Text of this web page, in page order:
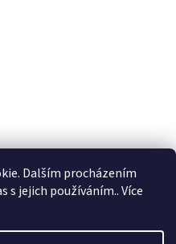
Dalším procházením
s jejich používáním.. Více